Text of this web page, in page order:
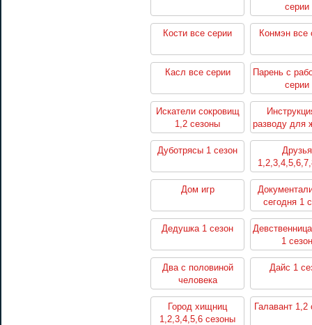
серии
Кости все серии Конмэн все
Касл все серии
Парень с
серии
Искатели сокровищ
1,2 сезоны
разводу для
1,2
Дуботрясы 1 сезон
Друзья
сезоны
Дом игр
сегодня 1
Дедушка 1 сезон
1 сезон
Два с половиной
человека
1,2,3,4,5,6,7,8,9,10,11,12
сезоны
Дайс 1
Город хищниц
1,2,3,4,5,6 сезоны
Галавант 1,2